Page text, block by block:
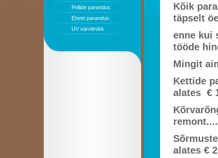
Prillide parandus
Ehete parandus
UV värvitrükk
Kõik
täpselt
enne kui
tööde
Mingit
Kettide
alates €
alates €